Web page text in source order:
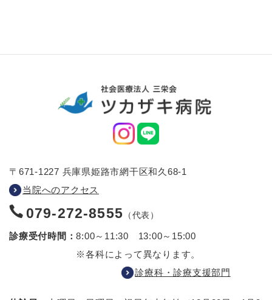
〒671-1227 兵庫県姫路市網干区和久68-1
当院へのアクセス
079-272-8555 （代表）
診療受付時間：8:00～11:30 13:00～15:00
※各科によって異なります。
診療科・診療支援部門